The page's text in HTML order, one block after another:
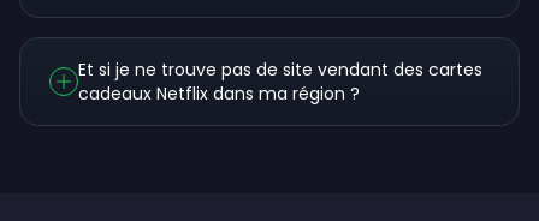
Et si je ne trouve pas de site vendant des cartes
cadeaux Netflix dans ma région ?